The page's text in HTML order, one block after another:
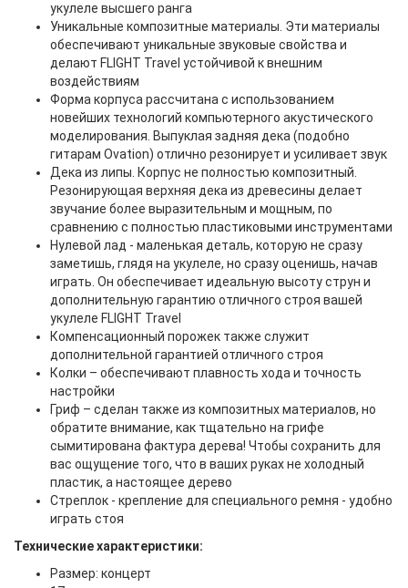
укулеле высшего ранга
Уникальные композитные материалы. Эти материалы
обеспечивают уникальные звуковые свойства и
делают FLIGHT Travel устойчивой к внешним
воздействиям
Форма корпуса рассчитана с использованием
новейших технологий компьютерного акустического
моделирования. Выпуклая задняя дека (подобно
гитарам Ovation) отлично резонирует и усиливает звук
Дека из липы. Корпус не полностью композитный.
Резонирующая верхняя дека из древесины делает
звучание более выразительным и мощным, по
сравнению с полностью пластиковыми инструментами
Нулевой лад - маленькая деталь, которую не сразу
заметишь, глядя на укулеле, но сразу оценишь, начав
играть. Он обеспечивает идеальную высоту струн и
дополнительную гарантию отличного строя вашей
укулеле FLIGHT Travel
Компенсационный порожек также служит
дополнительной гарантией отличного строя
Колки – обеспечивают плавность хода и точность
настройки
Гриф – сделан также из композитных материалов, но
обратите внимание, как тщательно на грифе
сымитирована фактура дерева! Чтобы сохранить для
вас ощущение того, что в ваших руках не холодный
пластик, а настоящее дерево
Стреплок - крепление для специального ремня - удобно
играть стоя
Технические характеристики:
Размер: концерт